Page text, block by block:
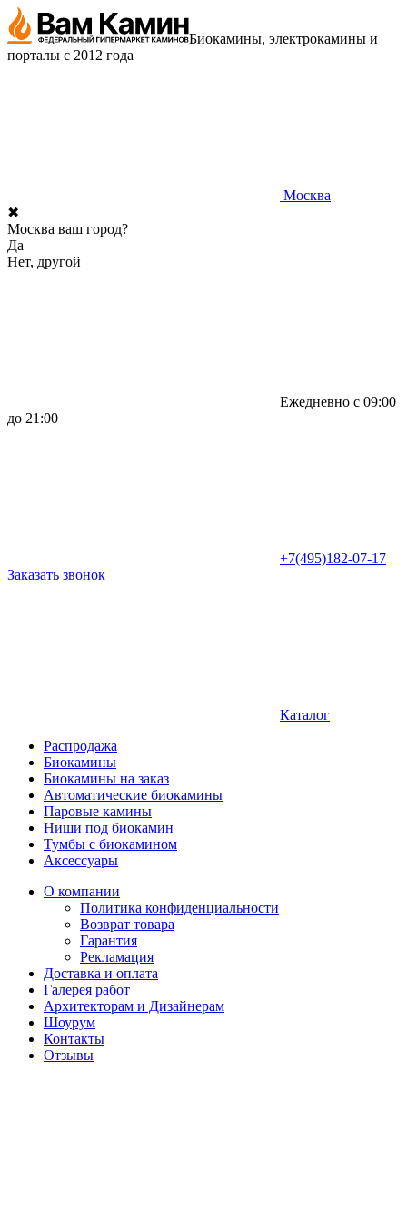
Биокамины, электрокамины и
порталы с 2012 года
Москва
✖
Москва ваш город?
Да
Нет, другой
Ежедневно с 09:00
до 21:00
+7(495)182-07-17
Заказать звонок
Каталог
Распродажа
Биокамины
Биокамины на заказ
Автоматические биокамины
Паровые камины
Ниши под биокамин
Тумбы с биокамином
Аксессуары
О компании
Политика конфиденциальности
Возврат товара
Гарантия
Рекламация
Доставка и оплата
Галерея работ
Архитекторам и Дизайнерам
Шоурум
Контакты
Отзывы